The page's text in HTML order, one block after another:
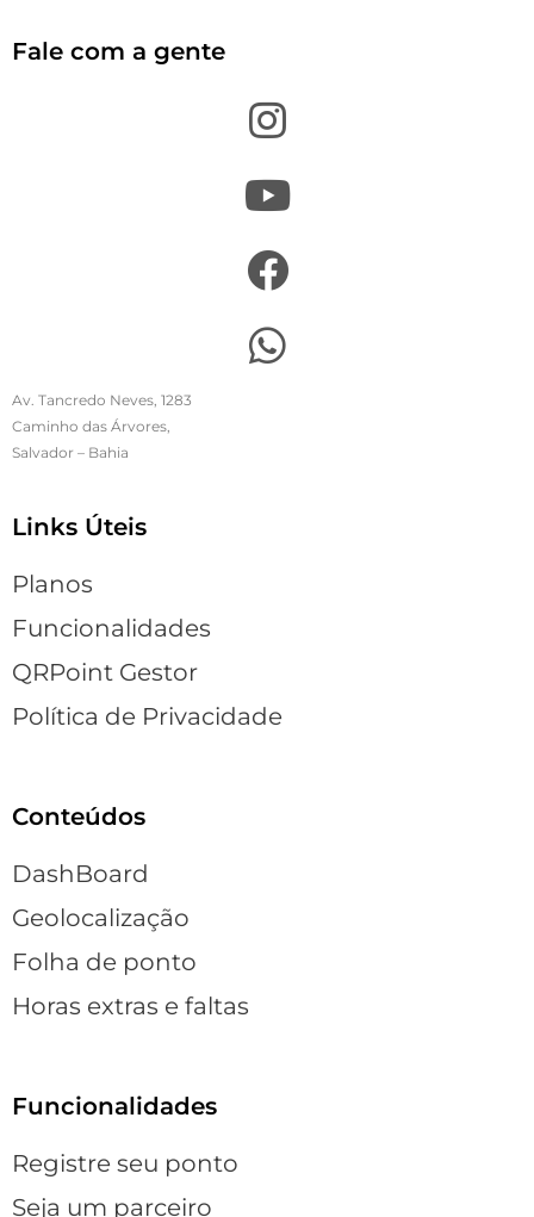
Fale com a gente
Av. Tancredo Neves, 1283
Caminho das Árvores,
Salvador – Bahia
Links Úteis
Planos
Funcionalidades
QRPoint Gestor
Política de Privacidade
Conteúdos
DashBoard
Geolocalização
Folha de ponto
Horas extras e faltas
Funcionalidades
Registre seu ponto
Seja um parceiro